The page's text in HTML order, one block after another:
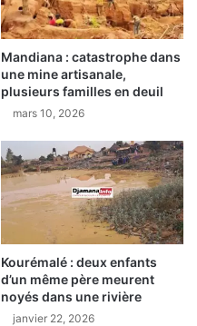
Mandiana : catastrophe dans
une mine artisanale,
plusieurs familles en deuil
mars 10, 2026
Kourémalé : deux enfants
d’un même père meurent
noyés dans une rivière
janvier 22, 2026